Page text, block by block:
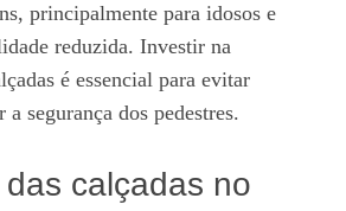
principalmente para idosos e
reduzida. Investir na
é essencial para evitar
a segurança dos pedestres.
calçadas no